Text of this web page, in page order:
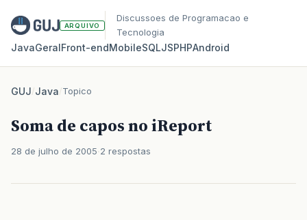
ARQUIVO
Discussoes de Programacao e
Tecnologia
JavaGeralFront‑endMobileSQLJSPHPAndroid
GUJ/Java/Topico
Soma de capos no iReport
28 de julho de 2005 2 respostas